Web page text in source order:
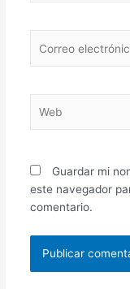
electrónico*
Guardar mi
este navegador
comentario.